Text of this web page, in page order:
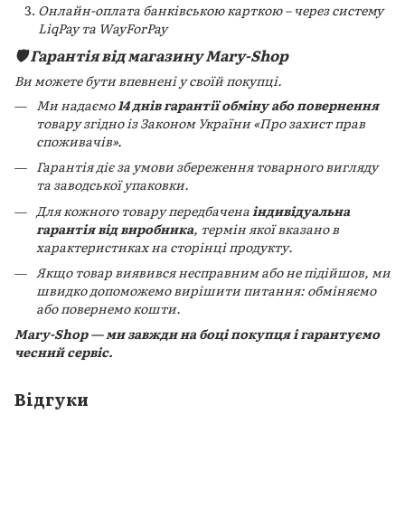
Онлайн-оплата банківською карткою – через систему
LiqPay та WayForPay
🛡️ Гарантія від магазину Mary-Shop
Ви можете бути впевнені у своїй покупці.
Ми надаємо14 днів гарантії обміну або повернення
товару згідно із Законом України «Про захист прав
споживачів».
Гарантія діє за умови збереження товарного вигляду
та заводської упаковки.
Для кожного товару передбачена індивідуальна
гарантія від виробника, термін якої вказано в
характеристиках на сторінці продукту.
Якщо товар виявився несправним або не підійшов, ми
швидко допоможемо вирішити питання: обміняємо
або повернемо кошти.
Mary-Shop — ми завжди на боці покупця і гарантуємо
чесний сервіс.
Відгуки